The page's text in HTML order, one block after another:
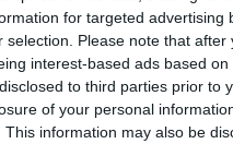
for targeted
selection. Please note that
interest-based ads based
to third parties prior to
of your personal
This information may also be